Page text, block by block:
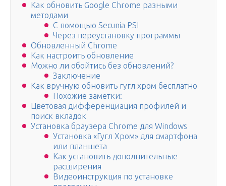
Как обновить Google Chrome разными
методами
С помощью Secunia PSI
Через переустановку программы
Обновленный Chrome
Как настроить обновление
Можно ли обойтись без обновлений?
Заключение
Как вручную обновить гугл хром бесплатно
Похожие заметки:
Цветовая дифференциация профилей и
поиск вкладок
Установка браузера Chrome для Windows
Установка «Гугл Хром» для смартфона
или планшета
Как установить дополнительные
расширения
Видеоинструкция по установке